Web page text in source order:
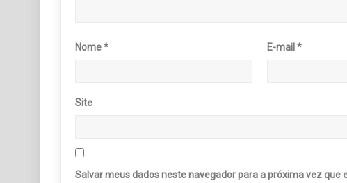
Nome* E-mail*
Site
Salvar meus dados neste navegador para a próxima vez que